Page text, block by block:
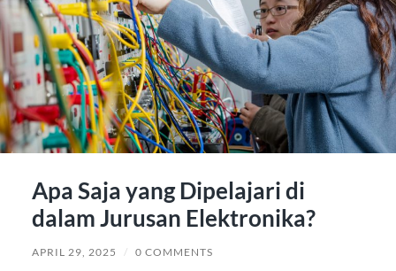
Apa Saja yang Dipelajari di
dalam Jurusan Elektronika?
APRIL 29, 2025 / 0 COMMENTS